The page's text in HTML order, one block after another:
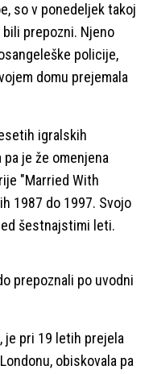
so v ponedeljek takoj
prepozni. Njeno
policije,
domu prejemala
igralskih
je že omenjena
"Married With
1987 do 1997. Svojo
šestnajstimi leti.
prepoznali po uvodni
je pri 19 letih prejela
obiskovala pa